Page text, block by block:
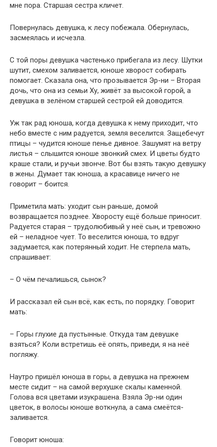
мне пора. Старшая сестра кличет.
Повернулась девушка, к лесу побежала. Обернулась,
засмеялась и исчезла.
С той поры девушка частенько прибегала из лесу. Шутки
шутит, смехом заливается, юноше хворост собирать
помогает. Сказала она, что прозывается Эр-ни – Вторая
дочь, что она из семьи Ху, живёт за высокой горой, а
девушка в зелёном старшей сестрой ей доводится.
Уж так рад юноша, когда девушка к нему приходит, что
небо вместе с ним радуется, земля веселится. Защебечут
птицы – чудится юноше пенье дивное. Зашумят на ветру
листья – слышится юноше звонкий смех. И цветы будто
краше стали, и ручьи звонче. Вот бы взять такую девушку
в жены. Думает так юноша, а красавице ничего не
говорит – боится.
Приметила мать: уходит сын раньше, домой
возвращается позднее. Хворосту ещё больше приносит.
Радуется старая – трудолюбивый у неё сын, и тревожно
ей – неладное чует. То веселится юноша, то вдруг
задумается, как потерянный ходит. Не стерпела мать,
спрашивает:
– О чём печалишься, сынок?
И рассказал ей сын всё, как есть, по порядку. Говорит
мать:
– Горы глухие да пустынные. Откуда там девушке
взяться? Коли встретишь её опять, приведи, я на неё
погляжу.
Наутро пришёл юноша в горы, а девушка на прежнем
месте сидит – на самой верхушке скалы каменной.
Голова вся цветами изукрашена. Взяла Эр-ни один
цветок, в волосы юноше воткнула, а сама смеётся-
заливается.
Говорит юноша: